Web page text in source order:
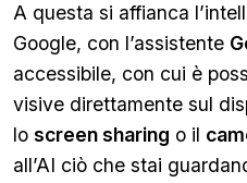
A questa si affianca
Google, con l’assistente
accessibile, con cui è
visive direttamente sul
lo screen sharing o il
all’AI ciò che stai